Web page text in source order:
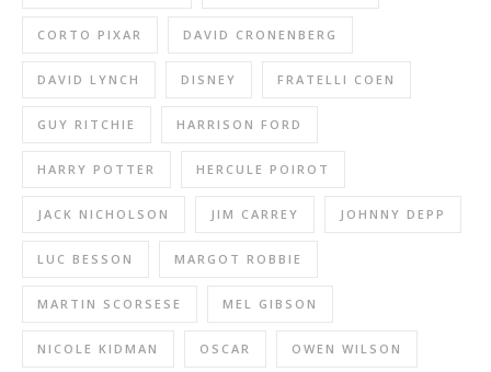
CORTO PIXAR DAVID CRONENBERG
DAVID LYNCH DISNEY FRATELLI COEN
GUY RITCHIE HARRISON FORD
HARRY POTTER HERCULE POIROT
JACK NICHOLSON JIM CARREY JOHNNY DEPP
LUC BESSON MARGOT ROBBIE
MARTIN SCORSESE MEL GIBSON
NICOLE KIDMAN OSCAR OWEN WILSON